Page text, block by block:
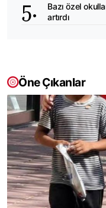
Bazı özel
artırdı
Öne Çıkanlar